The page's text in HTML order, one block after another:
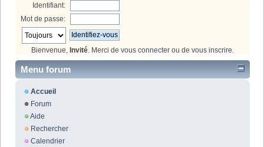
Identifiant:
Mot de passe:
Bienvenue, Invité. Merci de vous connecter ou de vous inscrire.
Menu forum
Accueil
Forum
Aide
Rechercher
Calendrier